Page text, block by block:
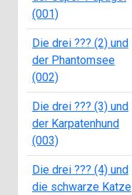
(001)
Die drei ??? (2) und
der Phantomsee
(002)
Die drei ??? (3) und
der Karpatenhund
(003)
Die drei ??? (4) und
die schwarze Katze